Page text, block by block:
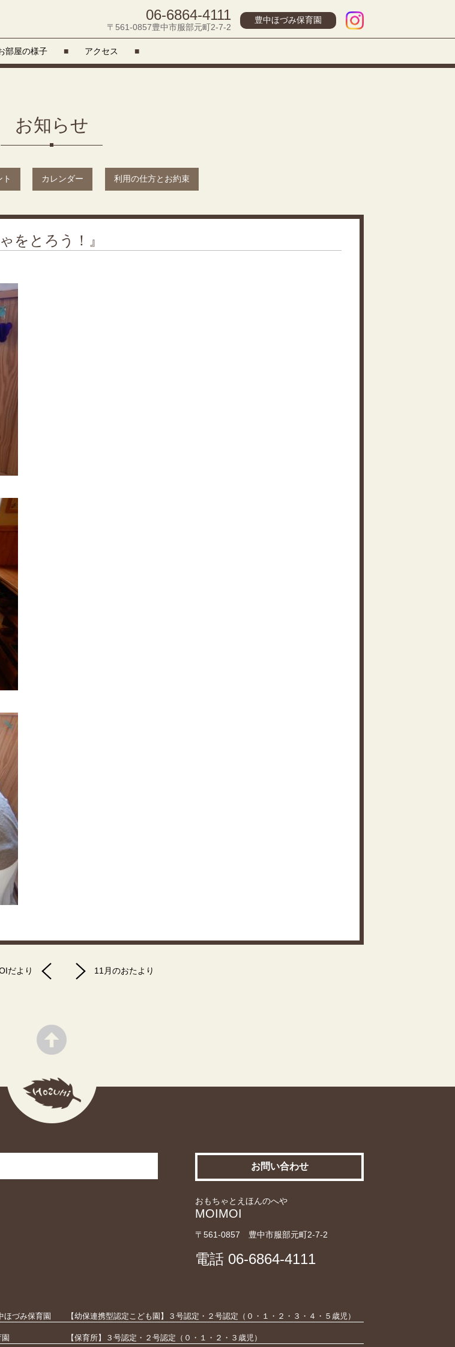
06-6864-4111
〒561-0857豊中市服部元町2-7-2
豊中ほづみ保育園
部屋の様子 ■ アクセス ■
お知らせ
ト カレンダー 利用の仕方とお約束
をとろう！』
だより 11月のおたより
お問い合わせ
おもちゃとえほんのへや
MOIMOI
〒561-0857 豊中市服部元町2-7-2
電話 06-6864-4111
ほづみ保育園 【幼保連携型認定こども園】３号認定・２号認定（０・１・２・３・４・５歳児）
【保育所】３号認定・２号認定（０・１・２・３歳児）